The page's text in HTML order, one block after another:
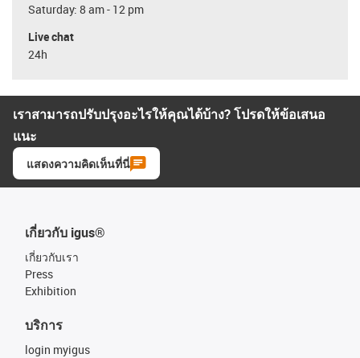
Saturday: 8 am - 12 pm
Live chat
24h
เราสามารถปรับปรุงอะไรให้คุณได้บ้าง? โปรดให้ข้อเสนอ
แนะ
แสดงความคิดเห็นที่นี่
เกี่ยวกับ igus®
เกี่ยวกับเรา
Press
Exhibition
บริการ
login myigus